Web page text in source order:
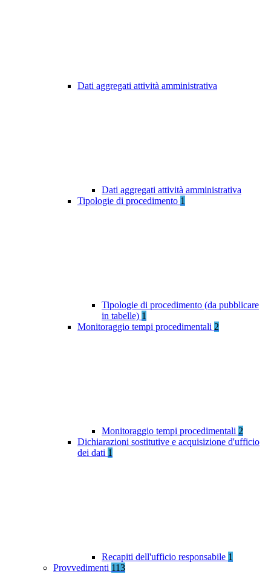
Dati aggregati attività amministrativa
Dati aggregati attività amministrativa
Tipologie di procedimento 1
Tipologie di procedimento (da pubblicare
in tabelle) 1
Monitoraggio tempi procedimentali 2
Monitoraggio tempi procedimentali 2
Dichiarazioni sostitutive e acquisizione d'ufficio
dei dati 1
Recapiti dell'ufficio responsabile 1
Provvedimenti 113